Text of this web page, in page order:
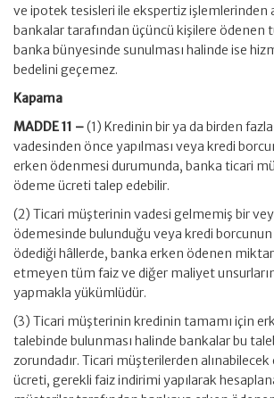
ve ipotek tesisleri ile ekspertiz işlemlerinden
bankalar tarafından üçüncü kişilere ödenen
banka bünyesinde sunulması halinde ise
bedelini geçemez.
Kapama
MADDE 11 –(1) Kredinin bir ya da birden
vadesinden önce yapılması veya kredi
erken ödenmesi durumunda, banka ticari
ödeme ücreti talep edebilir.
(2) Ticari müşterinin vadesi gelmemiş bir
ödemesinde bulunduğu veya kredi
ödediği hâllerde, banka erken ödenen
etmeyen tüm faiz ve diğer maliyet
yapmakla yükümlüdür.
(3) Ticari müşterinin kredinin tamamı için
talebinde bulunması halinde bankalar bu
zorundadır. Ticari müşterilerden
ücreti, gerekli faiz indirimi yapılarak